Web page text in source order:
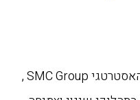
תמר אדלר, מנכ"לית חברת הייעוץ האסטרטגי SMC Group ,